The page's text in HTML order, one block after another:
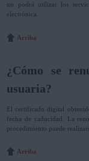
no podrá utilizar los
electrónica.
Arriba
¿Cómo se
usuaria?
El certificado digital
fecha de caducidad. La
procedimiento puede
Arriba